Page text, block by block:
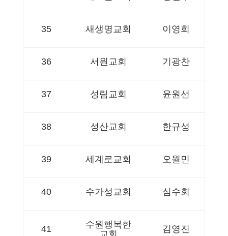
35 새생명교회 이영희
36 서원교회 기광찬
37 성림교회 윤원선
38 성산교회 한규성
39 세계로교회 오월민
40 수가성교회 심수회
41
수원행복한
교회
김영진